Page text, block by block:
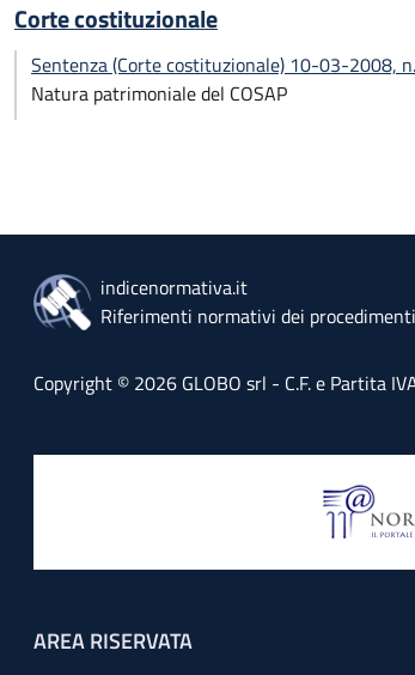
Corte costituzionale
Sentenza (Corte costituzionale) 10-03-2008,
Natura patrimoniale del COSAP
indicenormativa.it
Riferimenti normativi dei
Copyright © 2026 GLOBO srl - C.F. e Partita
Footer menu
AREA RISERVATA